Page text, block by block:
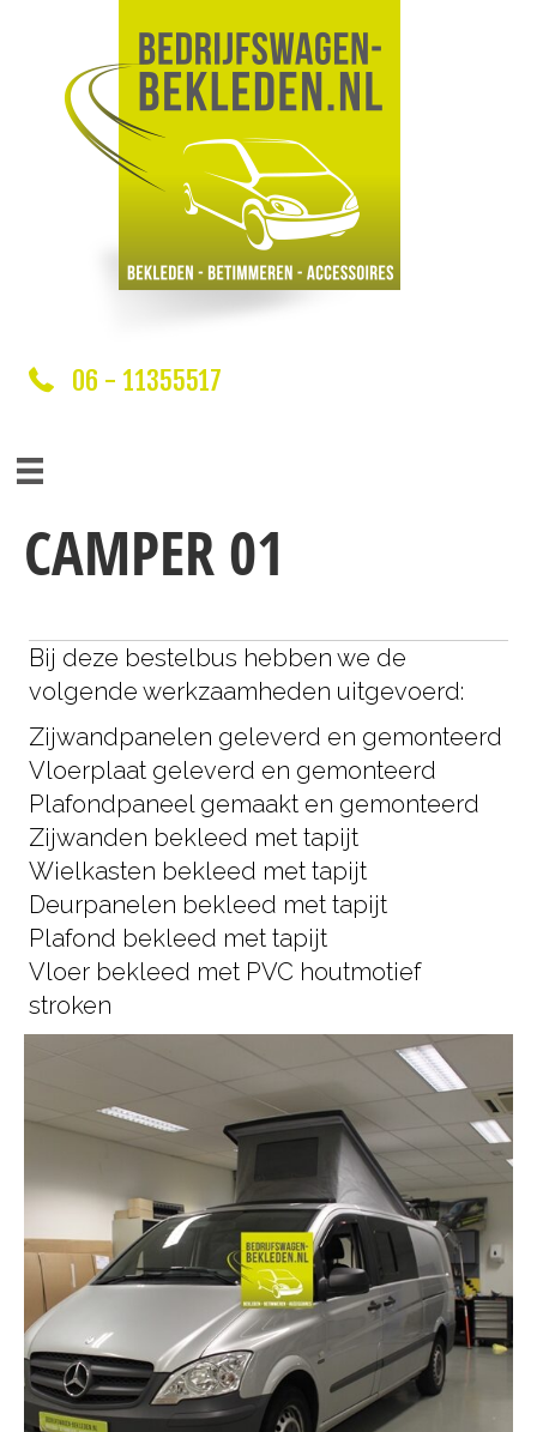
06 - 11355517
CAMPER 01
Bij deze bestelbus hebben we de
volgende werkzaamheden uitgevoerd:
Zijwandpanelen geleverd en gemonteerd
Vloerplaat geleverd en gemonteerd
Plafondpaneel gemaakt en gemonteerd
Zijwanden bekleed met tapijt
Wielkasten bekleed met tapijt
Deurpanelen bekleed met tapijt
Plafond bekleed met tapijt
Vloer bekleed met PVC houtmotief
stroken